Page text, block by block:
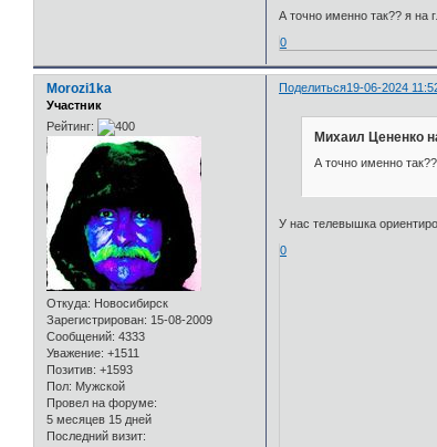
А точно именно так?? я на
0
Поделиться19-06-2024
Morozi1ka
Участник
Рейтинг:
Откуда: Новосибирск
Зарегистрирован: 15-08-2009
Сообщений: 4333
Уважение: +1511
Позитив: +1593
Пол: Мужской
Провел на форуме:
5 месяцев 15 дней
Последний визит:
Михаил Цененко
А точно именно
У нас телевышка
0